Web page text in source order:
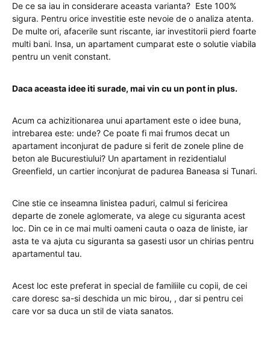
De ce sa iau in considerare aceasta varianta? Este 100%
sigura. Pentru orice investitie este nevoie de o analiza atenta.
De multe ori, afacerile sunt riscante, iar investitorii pierd foarte
multi bani. Insa, un apartament cumparat este o solutie viabila
pentru un venit constant.
Daca aceasta idee iti surade, mai vin cu un pont in plus.
Acum ca achizitionarea unui apartament este o idee buna,
intrebarea este: unde? Ce poate fi mai frumos decat un
apartament inconjurat de padure si ferit de zonele pline de
beton ale Bucurestiului? Un apartament in rezidentialul
Greenfield, un cartier inconjurat de padurea Baneasa si Tunari.
Cine stie ce inseamna linistea paduri, calmul si fericirea
departe de zonele aglomerate, va alege cu siguranta acest
loc. Din ce in ce mai multi oameni cauta o oaza de liniste, iar
asta te va ajuta cu siguranta sa gasesti usor un chirias pentru
apartamentul tau.
Acest loc este preferat in special de familiile cu copii, de cei
care doresc sa-si deschida un mic birou, , dar si pentru cei
care vor sa duca un stil de viata sanatos.